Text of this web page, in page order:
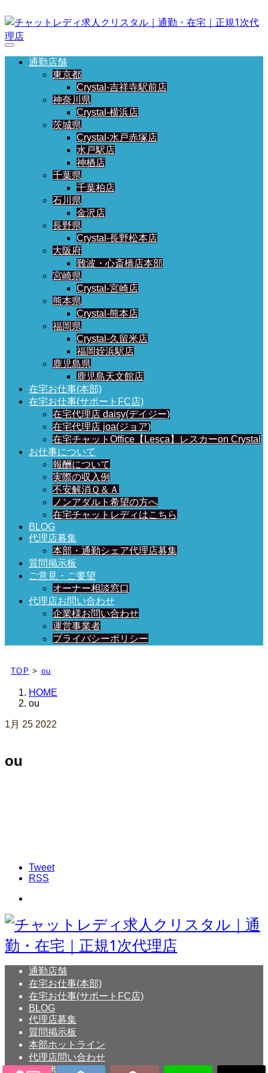
通勤店舗
東京都
Crystal-吉祥寺駅前店
神奈川県
Crystal-横浜店
茨城県
Crystal-水戸赤塚店
水戸駅店
神栖店
千葉県
千葉柏店
石川県
金沢店
長野県
Crystal-長野松本店
大阪府
難波・心斎橋店本部
宮崎県
Crystal-宮崎店
熊本県
Crystal-熊本店
福岡県
Crystal-久留米店
福岡姪浜駅店
鹿児島県
鹿児島天文館店
在宅お仕事(本部)
在宅お仕事(サポートFC店)
在宅代理店 daisy(デイジー)
在宅代理店 joa(ジョア)
在宅チャットOffice【Lesca】レスカーon Crystal
お仕事について
報酬について
実際の収入例
不安解消Ｑ＆Ａ
ノンアダルト希望の方へ
在宅チャットレディはこちら
BLOG
代理店募集
本部・通勤シェア代理店募集
質問掲示板
ご意見・ご要望
オーナー相談窓口
代理店お問い合わせ
企業様お問い合わせ
運営事業者
プライバシーポリシー
TOP > ou
HOME
ou
1月 25 2022
ou
Tweet
RSS
通勤店舗
在宅お仕事(本部)
在宅お仕事(サポートFC店)
BLOG
代理店募集
質問掲示板
本部ホットライン
代理店問い合わせ
事業者概要